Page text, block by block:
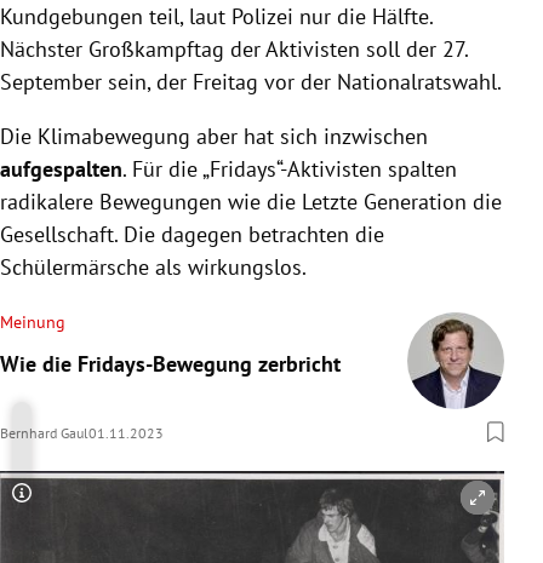
Kundgebungen teil, laut Polizei nur die Hälfte.
Nächster Großkampftag der Aktivisten soll der 27.
September sein, der Freitag vor der Nationalratswahl.
Die Klimabewegung aber hat sich inzwischen
aufgespalten. Für die „Fridays“-Aktivisten spalten
radikalere Bewegungen wie die Letzte Generation die
Gesellschaft. Die dagegen betrachten die
Schülermärsche als wirkungslos.
Meinung
Wie die Fridays-Bewegung zerbricht
Bernhard Gaul01.11.2023
Copyright-Hinweis öffnen/schließen